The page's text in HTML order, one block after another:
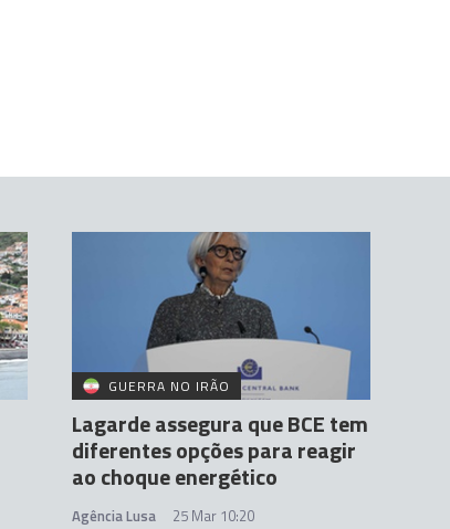
GUERRA NO IRÃO
Lagarde assegura que BCE tem
diferentes opções para reagir
ao choque energético
Agência Lusa 25 Mar 10:20